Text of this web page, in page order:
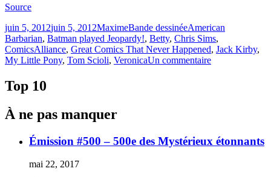
Source
Publié
le
juin 5, 2012juin 5, 2012MaximeCatégories
Bande dessinéeÉtiquettes
American
Barbarian, Batman played Jeopardy!, Betty, Chris Sims,
ComicsAlliance, Great Comics That Never Happened, Jack Kirby,
My Little Pony, Tom Scioli, VeronicaUn commentairesur
Kirby
(en
Top 10
À ne pas manquer
Émission #500 – 500e des Mystérieux étonnants
mai 22, 2017